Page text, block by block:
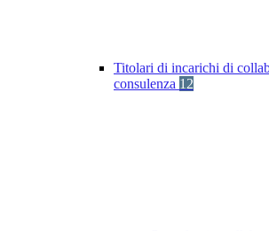
Titolari di incarichi di
consulenza 12